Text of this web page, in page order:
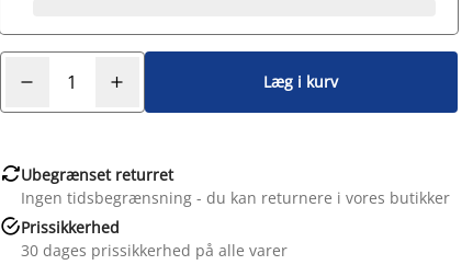
Læg i kurv
Ubegrænset returret
Ingen tidsbegrænsning - du kan returnere i vores butikker
Prissikkerhed
30 dages prissikkerhed på alle varer